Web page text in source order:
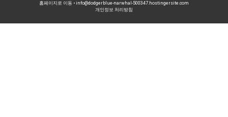
홈페이지로 이동 • info@dodgerblue-narwhal-500347.hostingersite.com
개인정보 처리방침